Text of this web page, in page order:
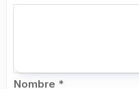
Nombre *